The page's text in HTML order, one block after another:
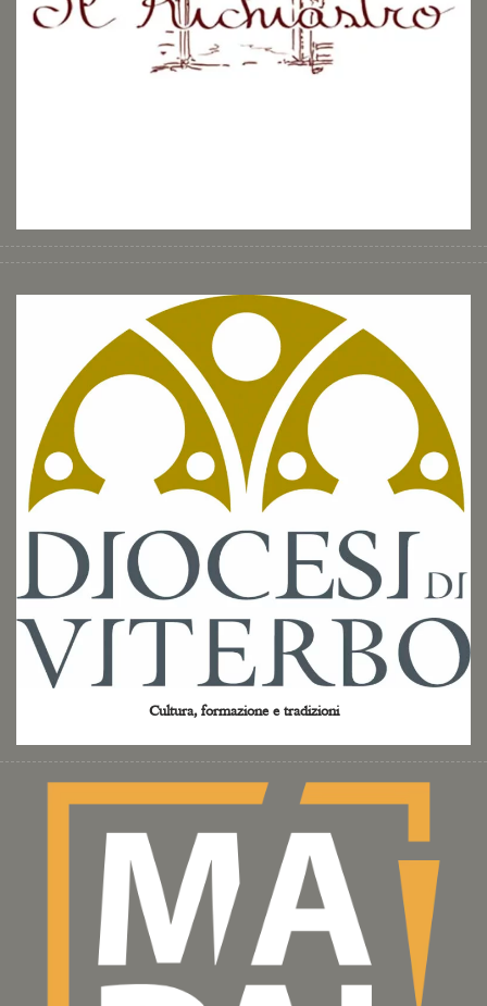
Cultura, formazione e tradizioni